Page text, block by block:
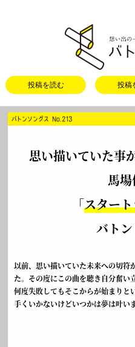
投稿を読む 投稿
バトンソングス No.213
思い描いていた事
馬
「スター
バトン
以前、思い描いていた未来への切符
た。その度にこの曲を聴き自分奮い
何度失敗してもそこからが始まりと
手くいかないけどいつかは夢は叶い